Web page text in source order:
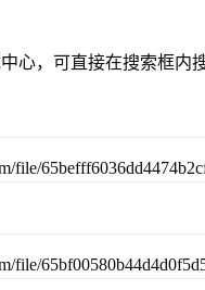
心，可直接在搜索框内